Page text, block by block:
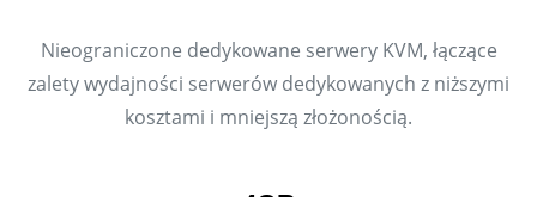
Nieograniczone dedykowane serwery KVM, łączące
zalety wydajności serwerów dedykowanych z niższymi
kosztami i mniejszą złożonością.